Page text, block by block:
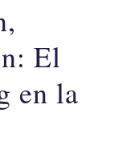
El
en la